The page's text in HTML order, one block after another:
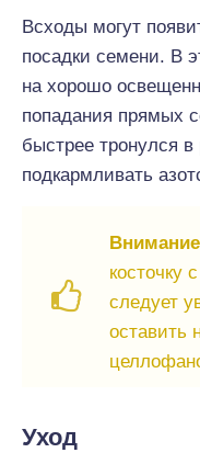
Всходы могут
посадки семени. В
на хорошо
попадания прямых
быстрее тронулся в
подкармливать
косточку
следует
оставить
Уход